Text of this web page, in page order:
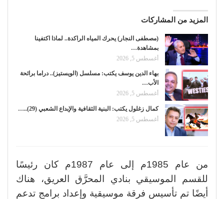
المزيد من المشاركات
(مصطفى النجار) يحرك المياه الراكدة.. لماذا اكتفينا
بمشاهدة…
أغسطس 5, 2026
بهاء الدين يوسف يكتب: مسلسل (الويستيز).. دراما برائحة
الأب…
أغسطس 5, 2026
كمال زغلول يكتب: البنية الثقافية والإبداع الشعبي (29)..…
أغسطس 5, 2026
من عام 1985م إلى عام 1987م كان رئيسًا
للقسم الموسيقي بنادي المحرَّق العريق، هناك
أيضًا تم تأسيس فرقة موسيقية وإعداد برامج تدعم